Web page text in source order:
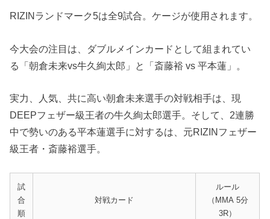
RIZINランドマーク5は全9試合。ケージが使用されます。
今大会の注目は、ダブルメインカードとして組まれてい
る「朝倉未来vs牛久絢太郎」と「斎藤裕 vs 平本蓮」。
実力、人気、共に高い朝倉未来選手の対戦相手は、現
DEEPフェザー級王者の牛久絢太郎選手。そして、2連勝
中で勢いのある平本蓮選手に対するは、元RIZINフェザー
級王者・斎藤裕選手。
試
合
順
対戦カード
ルール
（MMA 5分
3R）